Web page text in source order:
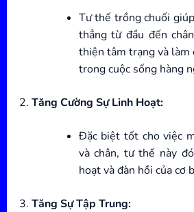
Tư thế trồng chuối
thẳng từ đầu đến
thiện tâm trạng và làm
trong cuộc sống hàng
Tăng Cường Sự Linh Hoạt:
Đặc biệt tốt cho việc
và chân, tư thế này
hoạt và đàn hồi của cơ
Tăng Sự Tập Trung: